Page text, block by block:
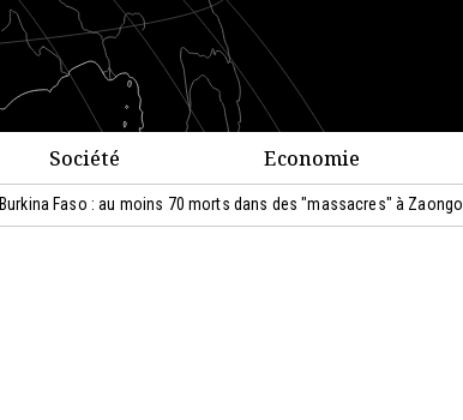
Société Economie
Burkina Faso : au moins 70 morts dans des "massacres" à Zaongo